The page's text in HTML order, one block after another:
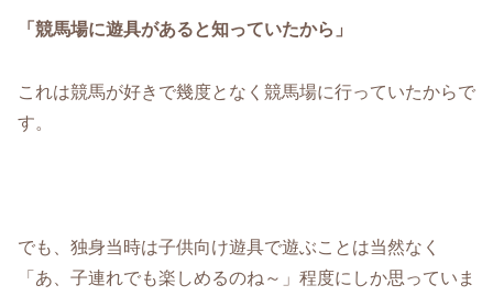
「競馬場に遊具があると知っていたから」
これは競馬が好きで幾度となく競馬場に行っていたからで
す。
でも、独身当時は子供向け遊具で遊ぶことは当然なく
「あ、子連れでも楽しめるのね～」程度にしか思っていま